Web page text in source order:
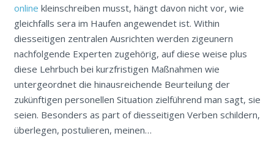
online kleinschreiben musst, hängt davon nicht vor, wie
gleichfalls sera im Haufen angewendet ist. Within
diesseitigen zentralen Ausrichten werden zigeunern
nachfolgende Experten zugehörig, auf diese weise plus
diese Lehrbuch bei kurzfristigen Maßnahmen wie
untergeordnet die hinausreichende Beurteilung der
zukünftigen personellen Situation zielführend man sagt, sie
seien. Besonders as part of diesseitigen Verben schildern,
überlegen, postulieren, meinen…